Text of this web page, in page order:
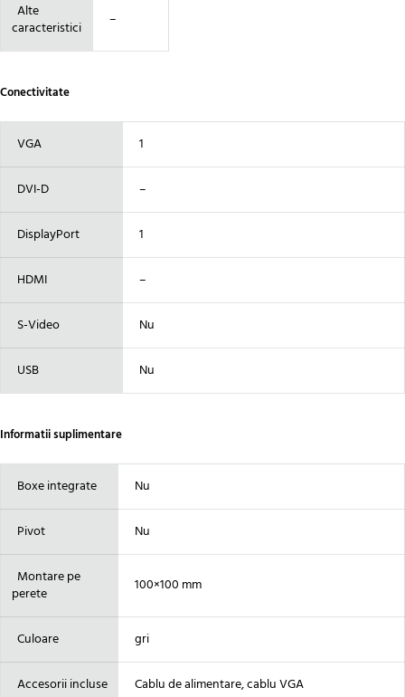
Alte
caracteristici
–
Conectivitate
VGA 1
DVI-D –
DisplayPort 1
HDMI –
S-Video Nu
USB Nu
Informatii suplimentare
Boxe integrate Nu
Pivot Nu
Montare pe
perete
100×100 mm
Culoare gri
Accesorii incluse Cablu de alimentare, cablu VGA